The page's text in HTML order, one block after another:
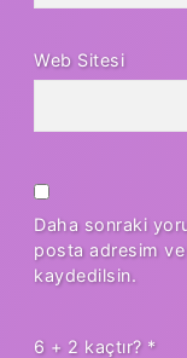
Web Sitesi
Daha sonraki
posta adresim ve
kaydedilsin.
6 + 2 kaçtır? *